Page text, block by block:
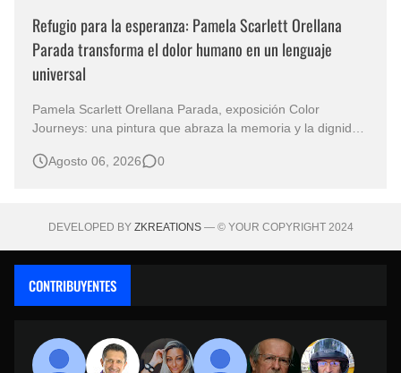
Refugio para la esperanza: Pamela Scarlett Orellana
Parada transforma el dolor humano en un lenguaje
universal
Pamela Scarlett Orellana Parada, exposición Color
Journeys: una pintura que abraza la memoria y la dignidad
obras no necesitan levantar la voz para permanecer en la
Agosto 06, 2026 0
DEVELOPED BY ZKREATIONS— © YOUR COPYRIGHT 2024
CONTRIBUYENTES